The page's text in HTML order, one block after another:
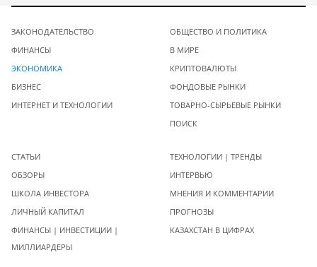
ЗАКОНОДАТЕЛЬСТВО
ФИНАНСЫ
ЭКОНОМИКА
БИЗНЕС
ИНТЕРНЕТ И ТЕХНОЛОГИИ
ОБЩЕСТВО И ПОЛИТИКА
В МИРЕ
КРИПТОВАЛЮТЫ
ФОНДОВЫЕ РЫНКИ
ТОВАРНО-СЫРЬЕВЫЕ РЫНКИ
ПОИСК
СТАТЬИ
ОБЗОРЫ
ШКОЛА ИНВЕСТОРА
ЛИЧНЫЙ КАПИТАЛ
ФИНАНСЫ | ИНВЕСТИЦИИ |
МИЛЛИАРДЕРЫ
ТЕХНОЛОГИИ | ТРЕНДЫ
ИНТЕРВЬЮ
МНЕНИЯ И КОММЕНТАРИИ
ПРОГНОЗЫ
КАЗАХСТАН В ЦИФРАХ